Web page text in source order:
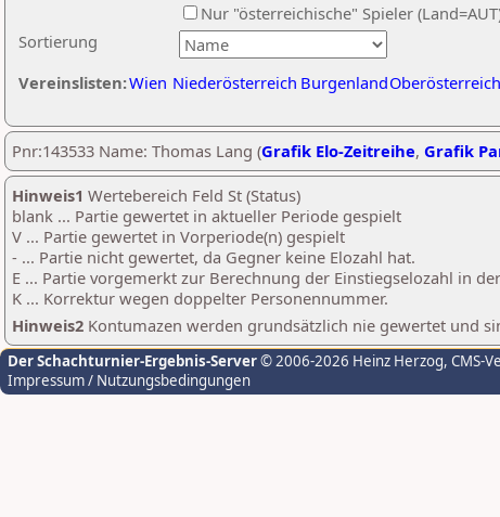
Sortierung
Nur "österreichische" Spieler
Vereinslisten:Wien Niederösterreich BurgenlandOberösterreich
Pnr:143533 Name: Thomas Lang (Grafik Elo-Zeitreihe, Grafik
Hinweis1 Wertebereich Feld St (Status)
blank ... Partie gewertet in aktueller Periode gespielt
V ... Partie gewertet in Vorperiode(n) gespielt
- ... Partie nicht gewertet, da Gegner keine Elozahl hat.
E ... Partie vorgemerkt zur Berechnung der Einstiegselozahl in
K ... Korrektur wegen doppelter Personennummer.
Hinweis2 Kontumazen werden grundsätzlich nie gewertet und
Der Schachturnier-Ergebnis-Server© 2006-2026 Heinz Herzog, CMS-
Impressum / Nutzungsbedingungen